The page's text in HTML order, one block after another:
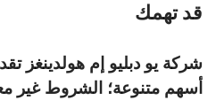
عند الضرورة، يرجى استشارة مستشار استثمار محترف. لا تقدم منصة سهم أي مشورة
قد تهمك
شركة يو دبليو إم هولدينغز
أسهم متنوعة؛ الشروط غير